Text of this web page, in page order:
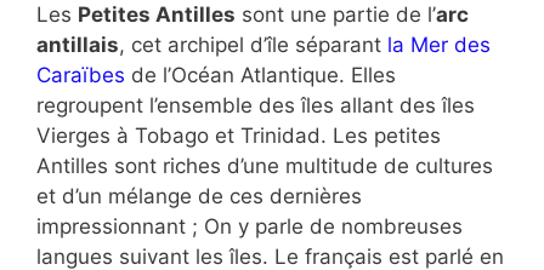
Les Petites Antilles sont une partie de l’arc
antillais, cet archipel d’île séparant la Mer des
Caraïbes de l’Océan Atlantique. Elles
regroupent l’ensemble des îles allant des îles
Vierges à Tobago et Trinidad. Les petites
Antilles sont riches d’une multitude de cultures
et d’un mélange de ces dernières
impressionnant ; On y parle de nombreuses
langues suivant les îles. Le français est parlé en